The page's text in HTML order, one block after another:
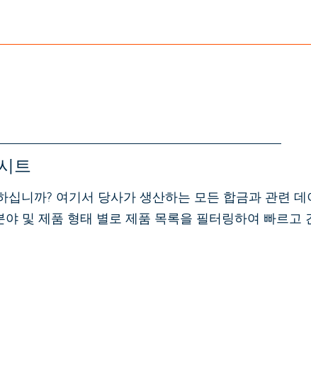
트
십니까? 여기서 당사가 생산하는 모든 합금과 관련
야 및 제품 형태 별로 제품 목록을 필터링하여 빠르고